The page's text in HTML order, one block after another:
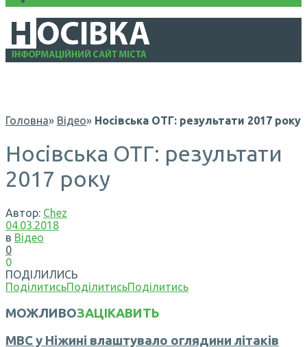
Головна» Відео» Носівська ОТГ: результати 2017 року
Носівська ОТГ: результати
2017 року
Автор: Chez
04.03.2018
в Відео
0
0
ПОДІЛИЛИСЬ
ПоділитисьПоділитисьПоділитись
МОЖЛИВОЗАЦІКАВИТЬ
МВС у Ніжині влаштувало оглядини літаків